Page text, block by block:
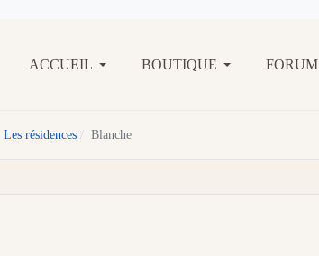
ACCUEIL BOUTIQUE FORUM
Les résidences Blanche